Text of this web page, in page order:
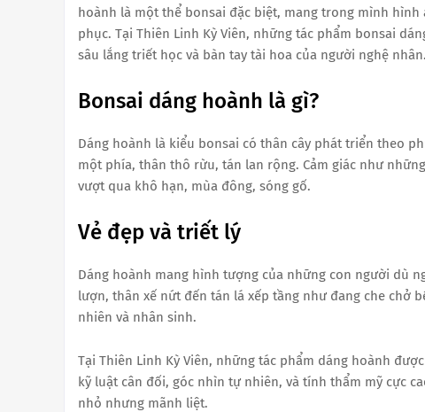
hoành là một thể bonsai đặc biệt, mang trong mình
phục. Tại Thiên Linh Kỳ Viên, những tác phẩm bonsai
sâu lắng triết học và bàn tay tài hoa của người nghệ nhân.
Bonsai dáng hoành là gì?
Dáng hoành là kiểu bonsai có thân cây phát triển theo
một phía, thân thô rừu, tán lan rộng. Cảm giác như
vượt qua khô hạn, mùa đông, sóng gố.
Vẻ đẹp và triết lý
Dáng hoành mang hình tượng của những con người dù
lượn, thân xế nứt đến tán lá xếp tầng như đang che chở
nhiên và nhân sinh.
Tại Thiên Linh Kỳ Viên, những tác phẩm dáng hoành
kỹ luật cân đối, góc nhìn tự nhiên, và tính thẩm mỹ cực
nhỏ nhưng mãnh liệt.